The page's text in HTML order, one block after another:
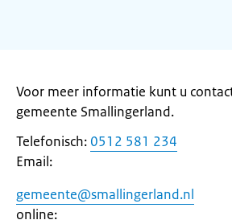
Voor meer informatie kunt u
gemeente Smallingerland.
Telefonisch: 0512 581 234
Email:
gemeente@smallingerland.nl
online: